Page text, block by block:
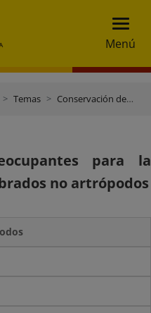
Menú
Temas Conservación de especies
para la
no artrópodos